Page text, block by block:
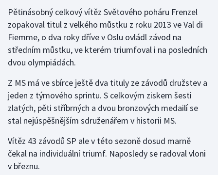
Házená
Jezdectví
Judo
Krasobruslení
Lezení
Moderní pětiboj
Pětinásobný celkový vítěz Světového poháru Frenzel
zopakoval titul z velkého můstku z roku 2013 ve Val di
Fiemme, o dva roky dříve v Oslu ovládl závod na
středním můstku, ve kterém triumfoval i na posledních
dvou olympiádách.
Z MS má ve sbírce ještě dva tituly ze závodů družstev a
jeden z týmového sprintu. S celkovým ziskem šesti
zlatých, pěti stříbrných a dvou bronzových medailí se
stal nejúspěšnějším sdruženářem v historii MS.
Vítěz 43 závodů SP ale v této sezoně dosud marně
čekal na individuální triumf. Naposledy se radoval vloni
v březnu.